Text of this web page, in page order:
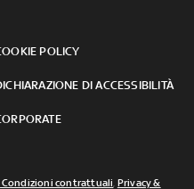
POLICY
DI ACCESSIBILITÀ
Condizioni contrattuali, Privacy &